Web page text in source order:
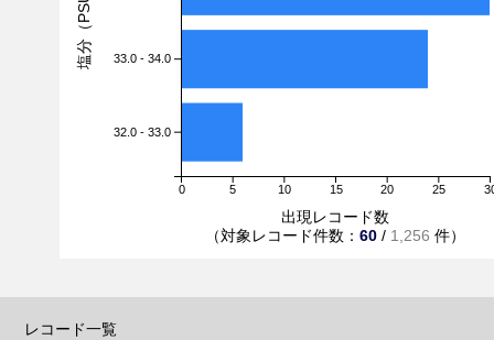
0 5 10 15 20 25
33.0 - 34.0
32.0 - 33.0
出現レコード数
（対象レコード件数： 60 / 1,256 件）
塩分（PSU）
レコード一覧